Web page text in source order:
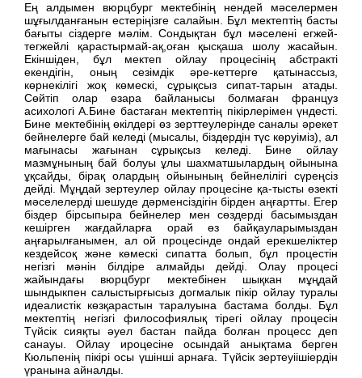
Ең алдымен вюрцбург мектебінің нендей мәселермен
шұғылданғанын естеріңізге салайын. Бұл мектептің басты
бағыты сіздерге мәлім. Сондықтан бұл мәселені егжей-
тегжейлі қарастырмай-ақ,оған қысқаша шолу жасайын.
Екіншіден, бұл мектеп ойлау процесінің абстракті
екендігін, оның сезімдік әре-кеттерге қатынассыз,
көрнекілігі жоқ көмескі, сұрықсыз сипат-тарын атады.
Сөйтіп олар өзара байланысы болмаған француз
асихологі А.Бине бастаған мектептің пікірлерімен үндесті.
Бине мектебінің өкілдері өз зерттеулерінде саналы әрекет
бейнелерге бай келеді (мысалы, біздердін түс көруіміз), ал
мағынасы жағынан сұрықсыз келеді. Бине ойлау
мазмұнының бай болуы ұлы шахматшылардың ойынына
ұқсайды, бірақ олардың ойынының бейнелілігі сүреңсіз
дейді. Мұңдай зертеулер ойлау процесіне қа-тысты өзекті
мәселелерді шешуде дәрменсіздігін бірден аңғартты. Егер
біздер бірсыпыра бейнелер мен сөздерді басымыздан
кешірген жағдайларға орай өз байқауларымыздан
аңғарылғанымен, ал ой процесінде ондай ерекшеліктер
кездейсоқ және көмескі сипатта болып, бұл процестін
негізгі мәнін білдіре алмайды дейді. Олау процесі
жайындағы вюрцбург мектебінен шықкан мұңдай
шындыкпен салыстырғысыз догмалык пікір ойлау туралы
идеалистік көзқарастын таралуына бастама болды. Бұл
мектептің негізгі философиялық тірегі ойлау процесін
Түйсік сияқты әуел бастан пайда болған процесс деп
санауы. Ойлау ироцесіне осындай анықтама берген
Кюльпенің пікірі осы үшінші арнаға. Түйсік зертеуіішіердін
үранына айналды.